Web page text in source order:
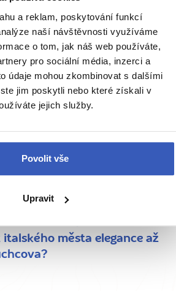
a reklam, poskytování funkcí
naší návštěvnosti využíváme
o tom, jak náš web používáte,
pro sociální média, inzerci a
údaje mohou zkombinovat s dalšími
jim poskytli nebo které získali v
jejich služby.
Povolit vše
Upravit
aut přes pomalé ragú
– Giacomo Casanova:
italského města elegance až